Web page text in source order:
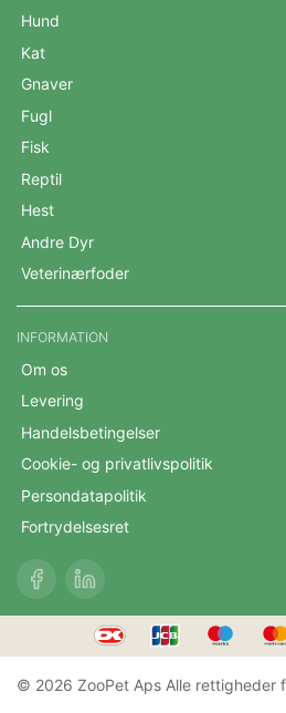
Hund
Kat
Gnaver
Fugl
Fisk
Reptil
Hest
Andre Dyr
Veterinærfoder
INFORMATION
Om os
Levering
Handelsbetingelser
Cookie- og privatlivspolitik
Persondatapolitik
Fortrydelsesret
© 2026 ZooPet Aps Alle rettigheder